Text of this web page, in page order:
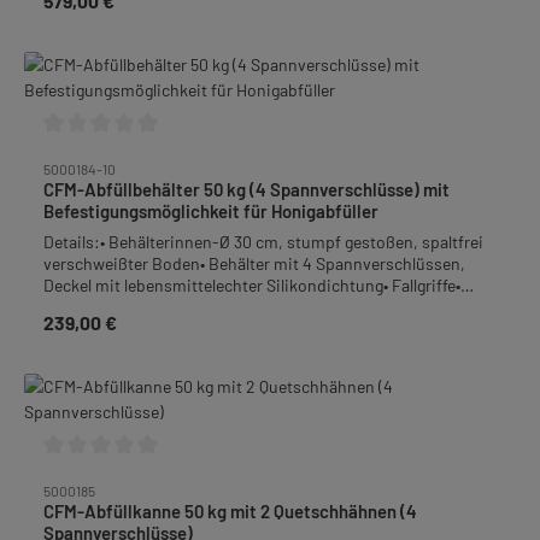
Rückmeldung* Zähler für Gesamt- und Tagesmenge*
abnehmbare Mechanik am AbfüllerGewicht: 9,7
KiloFrachtpflichtiges Gewicht: 15,2 KiloSet besteht
aus:Honigabfüller montiert an einem 50kg Abfüllbehälter mit
angeschweißter DN 50 Milchgewindeanschluss mit
Gewicht: 30 kg
5000184-10
CFM-Abfüllbehälter 50 kg (4 Spannverschlüsse) mit
Befestigungsmöglichkeit für Honigabfüller
Details:• Behälterinnen-Ø 30 cm, stumpf gestoßen, spaltfrei
verschweißter Boden• Behälter mit 4 Spannverschlüssen,
Deckel mit lebensmittelechter Silikondichtung• Fallgriffe•
Quetschhahn 1 1/2", bodengleich angeschweißt mit
Rostfrei• Höhe: 55,5 cm• Gewicht: 6,2 kg
Regulärer Preis:
239,00 €
5000185
CFM-Abfüllkanne 50 kg mit 2 Quetschhähnen (4
Spannverschlüsse)